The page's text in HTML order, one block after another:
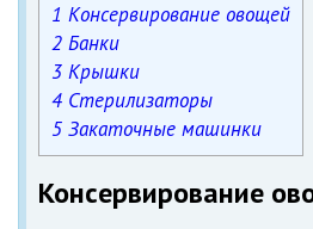
1 Консервирование овощей
2 Банки
3 Крышки
4 Стерилизаторы
5 Закаточные машинки
Консервирование